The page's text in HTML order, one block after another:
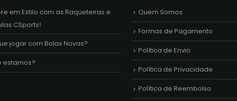
em Estilo com as Raqueteiras e
CSports!
jogar com Bolas Novas?
estamos?
Quem Somos
Formas de Pagamento
Política de Envio
Política de Privacidade
Política de Reembolso